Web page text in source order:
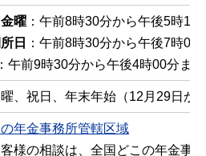
曜 ：午前8時30分から午後5時15
日
：午前8時30分から午後7時00
：午前9時30分から午後4時00分まで
、祝日、年末年始（12月29日か
年金事務所管轄区域
様の相談は、全国どこの年金事